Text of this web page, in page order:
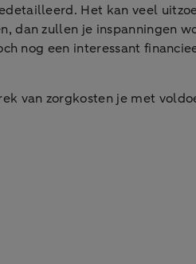
Het kan veel
dan zullen je inspanningen
nog een interessant
van zorgkosten je met